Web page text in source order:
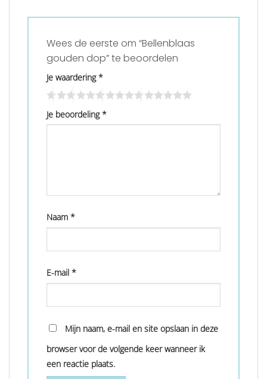
Wees de eerste om “Bellenblaas
gouden dop” te beoordelen
Je waardering*
Je beoordeling*
Naam *
E-mail *
Mijn naam, e-mail en site opslaan in deze
browser voor de volgende keer wanneer ik
een reactie plaats.